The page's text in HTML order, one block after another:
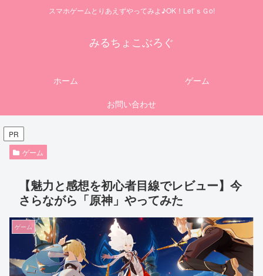
スマホゲームとりあえずやってみよ♪OK！Let’ｓＧo!
みるちょこぶろぐ
ホーム
ゲーム
お問い合わせ
PR
ゲーム
【魅力と感想を初心者目線でレビュー】今
さらながら「原神」やってみた
ゲーム